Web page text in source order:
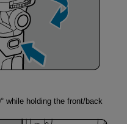
while holding the front/back